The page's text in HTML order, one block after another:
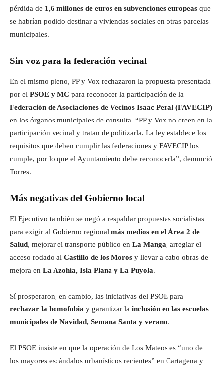
pérdida de 1,6 millones de euros en subvenciones europeas que
se habrían podido destinar a viviendas sociales en otras parcelas
municipales.
Sin voz para la federación vecinal
En el mismo pleno, PP y Vox rechazaron la propuesta presentada
por el PSOE y MC para reconocer la participación de la
Federación de Asociaciones de Vecinos Isaac Peral (FAVECIP)
en los órganos municipales de consulta. “PP y Vox no creen en la
participación vecinal y tratan de politizarla. La ley establece los
requisitos que deben cumplir las federaciones y FAVECIP los
cumple, por lo que el Ayuntamiento debe reconocerla”, denunció
Torres.
Más negativas del Gobierno local
El Ejecutivo también se negó a respaldar propuestas socialistas
para exigir al Gobierno regional más medios en el Área 2 de
Salud, mejorar el transporte público en La Manga, arreglar el
acceso rodado al Castillo de los Moros y llevar a cabo obras de
mejora en La Azohía, Isla Plana y La Puyola.
Sí prosperaron, en cambio, las iniciativas del PSOE para
rechazar la homofobia y garantizar la inclusión en las escuelas
municipales de Navidad, Semana Santa y verano.
El PSOE insiste en que la operación de Los Mateos es “uno de
los mayores escándalos urbanísticos recientes” en Cartagena y